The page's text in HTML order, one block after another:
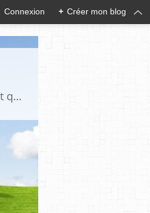
Connexion + Créer mon blog
"La vérité est un miroir tombé de la main de Dieu et qui s'est brisé. Chacun en ramasse un fragment et dit que toute la vérité s'y trouve" Djalāl ad-Dīn Rūmī (1207-1273)